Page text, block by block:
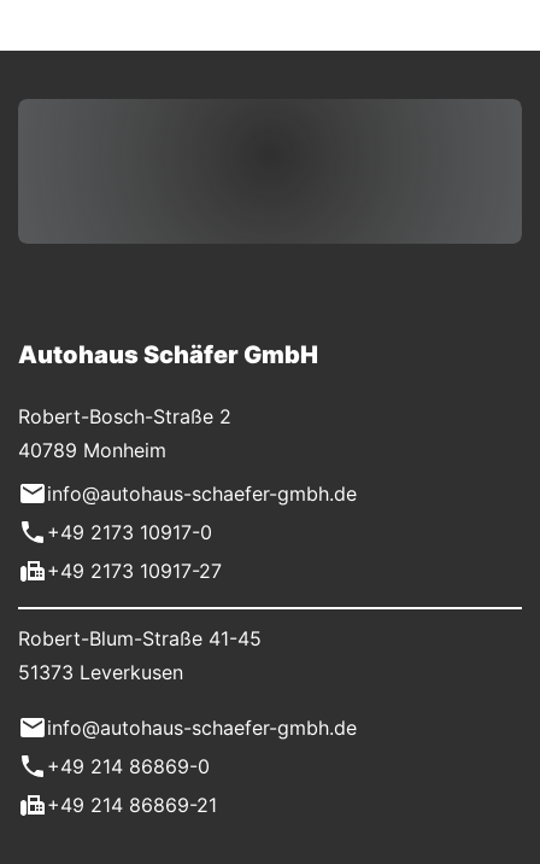
Autohaus Schäfer GmbH
Robert-Bosch-Straße 2
40789 Monheim
info@autohaus-schaefer-gmbh.de
+49 2173 10917-0
+49 2173 10917-27
Robert-Blum-Straße 41-45
51373 Leverkusen
info@autohaus-schaefer-gmbh.de
+49 214 86869-0
+49 214 86869-21